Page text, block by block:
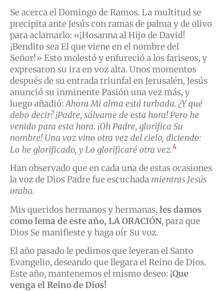
Se acerca el Domingo de Ramos. La multitud se
precipita ante Jesús con ramas de palma y de olivo
para aclamarlo: «¡Hosanna al Hijo de David!
¡Bendito sea El que viene en el nombre del
Señor!» Esto molestó y enfureció a los fariseos, y
expresaron su ira en voz alta. Unos momentos
después de su entrada triunfal en Jerusalén, Jesús
anunció su inminente Pasión una vez más, y
luego añadió:Ahora Mi alma está turbada. ¿Y qué
debo decir? ¡Padre, sálvame de esta hora! Pero he
venido para esta hora. ¡Oh Padre, glorifica Su
nombre! Una voz vino otra vez del cielo, diciendo:
Lo he glorificado, y Lo glorificaré otra vez.4
Han observado que en cada una de estas ocasiones
la voz de Dios Padre fue escuchada mientras Jesús
oraba.
Mis queridos hermanos y hermanas,les damos
como lema de este año, LA ORACIÓN, para que
Dios Se manifieste y haga oír Su voz.
El año pasado le pedimos que leyeran el Santo
Evangelio, deseando que llegara el Reino de Dios.
Este año, mantenemos el mismo deseo: ¡Que
venga el Reino de Dios!